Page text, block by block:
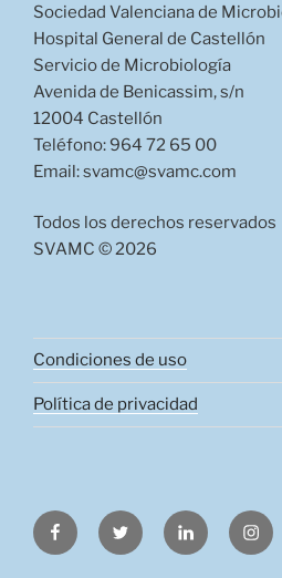
Sociedad Valenciana de
Hospital General de Castellón
Servicio de Microbiología
Avenida de Benicassim, s/n
12004 Castellón
Teléfono: 964 72 65 00
Email: svamc@svamc.com
Todos los derechos reservados
SVAMC © 2026
Condiciones de uso
Política de privacidad
FacebookTwitter LinkedIn